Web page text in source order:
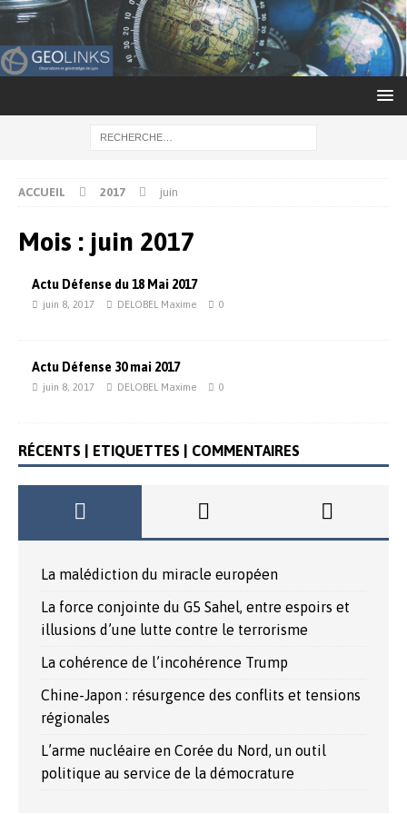
ACCUEIL 2017 juin
Mois : juin 2017
Actu Défense du 18 Mai 2017
juin 8, 2017 DELOBEL Maxime 0
Actu Défense 30 mai 2017
juin 8, 2017 DELOBEL Maxime 0
RÉCENTS | ETIQUETTES | COMMENTAIRES
La malédiction du miracle européen
La force conjointe du G5 Sahel, entre espoirs et
illusions d’une lutte contre le terrorisme
La cohérence de l’incohérence Trump
Chine-Japon : résurgence des conflits et tensions
régionales
L’arme nucléaire en Corée du Nord, un outil
politique au service de la démocrature